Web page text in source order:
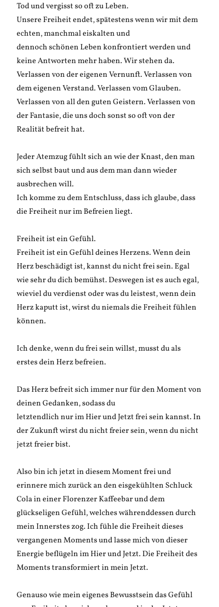
Tod und vergisst so oft zu Leben.
Unsere Freiheit endet, spätestens wenn wir mit dem
echten, manchmal eiskalten und
dennoch schönen Leben konfrontiert werden und
keine Antworten mehr haben. Wir stehen da.
Verlassen von der eigenen Vernunft. Verlassen von
dem eigenen Verstand. Verlassen vom Glauben.
Verlassen von all den guten Geistern. Verlassen von
der Fantasie, die uns doch sonst so oft von der
Realität befreit hat.
Jeder Atemzug fühlt sich an wie der Knast, den man
sich selbst baut und aus dem man dann wieder
ausbrechen will.
Ich komme zu dem Entschluss, dass ich glaube, dass
die Freiheit nur im Befreien liegt.
Freiheit ist ein Gefühl.
Freiheit ist ein Gefühl deines Herzens. Wenn dein
Herz beschädigt ist, kannst du nicht frei sein. Egal
wie sehr du dich bemühst. Deswegen ist es auch egal,
wieviel du verdienst oder was du leistest, wenn dein
Herz kaputt ist, wirst du niemals die Freiheit fühlen
können.
Ich denke, wenn du frei sein willst, musst du als
erstes dein Herz befreien.
Das Herz befreit sich immer nur für den Moment von
deinen Gedanken, sodass du
letztendlich nur im Hier und Jetzt frei sein kannst. In
der Zukunft wirst du nicht freier sein, wenn du nicht
jetzt freier bist.
Also bin ich jetzt in diesem Moment frei und
erinnere mich zurück an den eisgekühlten Schluck
Cola in einer Florenzer Kaffeebar und dem
glückseligen Gefühl, welches währenddessen durch
mein Innerstes zog. Ich fühle die Freiheit dieses
vergangenen Moments und lasse mich von dieser
Energie beflügeln im Hier und Jetzt. Die Freiheit des
Moments transformiert in mein Jetzt.
Genauso wie mein eigenes Bewusstsein das Gefühl